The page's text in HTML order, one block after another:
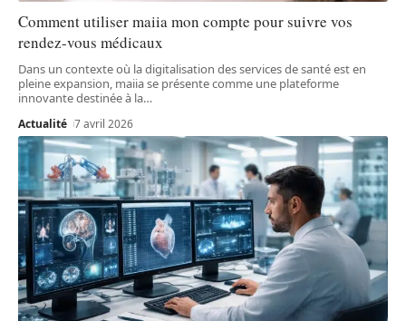
Comment utiliser maiia mon compte pour suivre vos
rendez-vous médicaux
Dans un contexte où la digitalisation des services de santé est en
pleine expansion, maiia se présente comme une plateforme
innovante destinée à la…
Actualité 7 avril 2026